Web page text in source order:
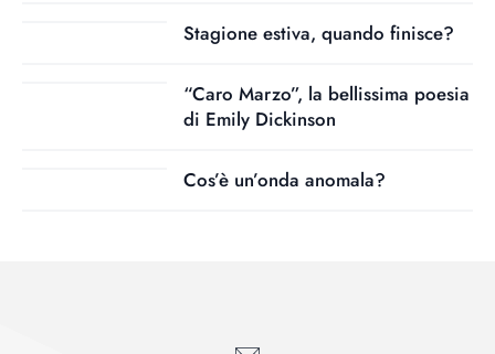
Stagione estiva, quando finisce?
“Caro Marzo”, la bellissima poesia
di Emily Dickinson
Cos’è un’onda anomala?